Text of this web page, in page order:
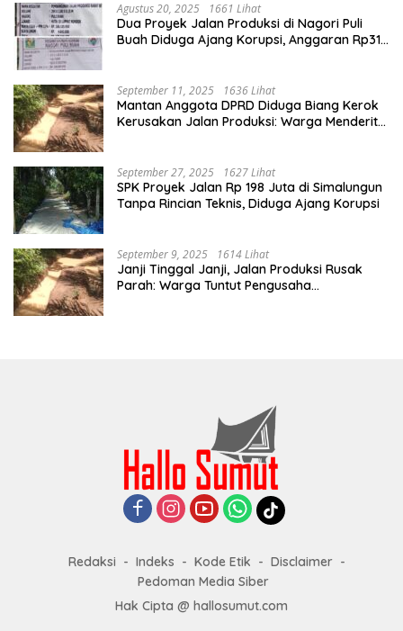
Agustus 20, 2025 1661 Lihat
Dua Proyek Jalan Produksi di Nagori Puli
Buah Diduga Ajang Korupsi, Anggaran Rp314
September 11, 2025 1636 Lihat
Mantan Anggota DPRD Diduga Biang Kerok
Kerusakan Jalan Produksi: Warga Menderita,
September 27, 2025 1627 Lihat
SPK Proyek Jalan Rp 198 Juta di Simalungun
Tanpa Rincian Teknis, Diduga Ajang Korupsi
September 9, 2025 1614 Lihat
Janji Tinggal Janji, Jalan Produksi Rusak
Parah: Warga Tuntut Pengusaha
Redaksi Indeks Kode Etik
Disclaimer
Pedoman Media Siber
Hak Cipta @ hallosumut.com